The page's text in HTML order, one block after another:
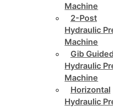
Machine
2-Post
Hydraulic
Machine
Gib
Hydraulic
Machine
Horizontal
Hydraulic